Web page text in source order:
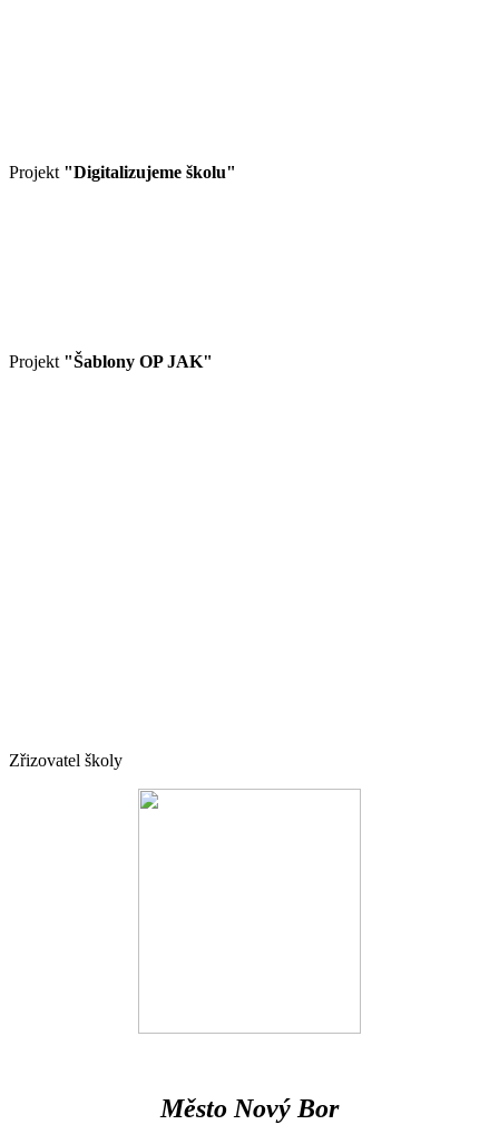
Projekt "Digitalizujeme školu"
Projekt "Šablony OP JAK"
Zřizovatel školy
Město Nový Bor